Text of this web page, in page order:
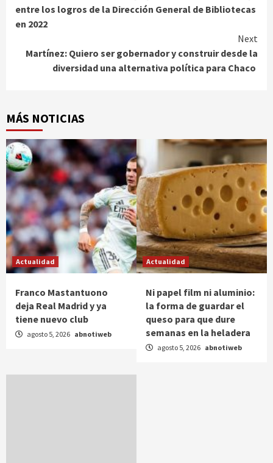
entre los logros de la Dirección General de Bibliotecas
en 2022
Next
Martínez: Quiero ser gobernador y construir desde la
diversidad una alternativa política para Chaco
MÁS NOTICIAS
Actualidad
Franco Mastantuono
deja Real Madrid y ya
tiene nuevo club
agosto 5, 2026 abnotiweb
Actualidad
Ni papel film ni aluminio:
la forma de guardar el
queso para que dure
semanas en la heladera
agosto 5, 2026 abnotiweb